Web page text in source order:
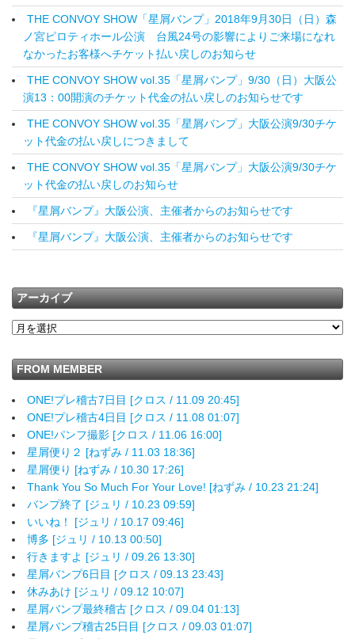
THE CONVOY SHOW「星屑バンプ」2018年9月30日（日）森
ノ宮ピロティホール公演 台風24号の影響によりご来場になれ
なかったお客様へチケット払い戻しのお知らせ
THE CONVOY SHOW vol.35「星屑バンプ」9/30（日）大阪公
演13：00開演のチケット代金の払い戻しのお知らせです
THE CONVOY SHOW vol.35「星屑バンプ」大阪公演9/30チケ
ット代金の払い戻しにつきまして
THE CONVOY SHOW vol.35「星屑バンプ」大阪公演9/30チケ
ット代金の払い戻しのお知らせ
『星屑バンプ』大阪公演、主催者からのお知らせです
『星屑バンプ』大阪公演、主催者からのお知らせです
アーカイブ
FROM MEMBER
ONE!プレ稽古7日目 [クロス / 11.09 20:45]
ONE!プレ稽古4日目 [クロス / 11.08 01:07]
ONE!パンフ撮影 [クロス / 11.06 16:00]
星屑便り２ [ねずみ / 11.03 18:36]
星屑便り [ねずみ / 10.30 17:26]
Thank You So Much For Your Love! [ねずみ / 10.23 21:24]
バンプ終了 [ジュリ / 10.23 09:59]
いいね！ [ジュリ / 10.17 09:46]
博多 [ジュリ / 10.13 00:50]
行きますよ [ジュリ / 09.26 13:30]
星屑バンプ6日目 [クロス / 09.13 23:43]
休みあけ [ジュリ / 09.12 10:07]
星屑バンプ最終稽古 [クロス / 09.04 01:13]
星屑バンプ稽古25日目 [クロス / 09.03 01:07]